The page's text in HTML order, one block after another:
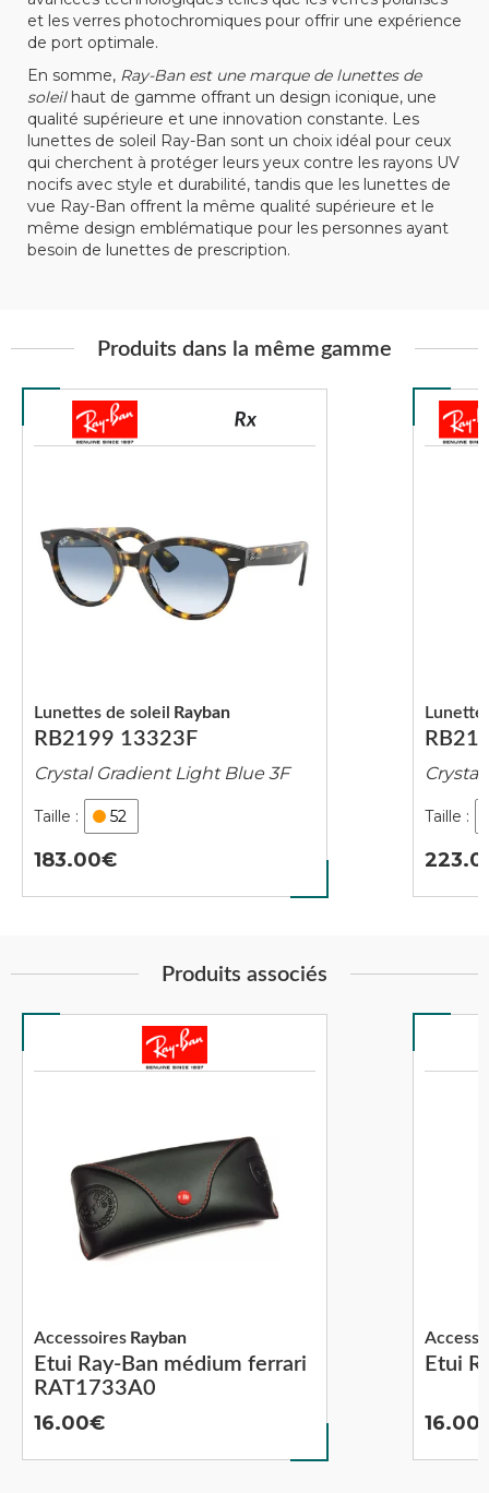
et les verres photochromiques pour offrir une expérience
de port optimale.
En somme, Ray-Ban est une marque de lunettes de
soleilhaut de gamme offrant un design iconique, une
qualité supérieure et une innovation constante. Les
lunettes de soleil Ray-Ban sont un choix idéal pour ceux
qui cherchent à protéger leurs yeux contre les rayons UV
nocifs avec style et durabilité, tandis que les lunettes de
vue Ray-Ban offrent la même qualité supérieure et le
même design emblématique pour les personnes ayant
besoin de lunettes de prescription.
Produits dans la même gamme
RB2199 13323F
Lunettes de soleil Rayban
Crystal Gradient Light Blue 3F
52
183.00
Produits associés
Etui Ray-Ban médium ferrari
RAT1733A0
Accessoires Rayban
16.00
Etui
16.00